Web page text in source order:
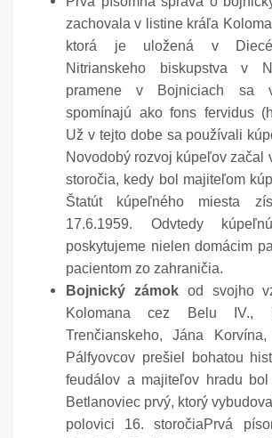
zachovala v listine kráľa
ktorá je uložená v
Nitrianskeho biskupstva v
pramene v Bojniciach sa
spomínajú ako fons fervidus
Už v tejto dobe sa používali
Novodobý rozvoj kúpeľov začal
storočia, kedy bol majiteľom
Štatút kúpeľného miesta
17.6.1959. Odvtedy
poskytujeme nielen domácim
pacientom zo zahraničia.
Bojnický zámokod svojho
Kolomana cez Belu IV.,
Trenčianskeho, Jána
Pálfyovcov prešiel bohatou
feudálov a majiteľov hradu
Betlanoviec prvý, ktorý
polovici 16. storočiaPrvá